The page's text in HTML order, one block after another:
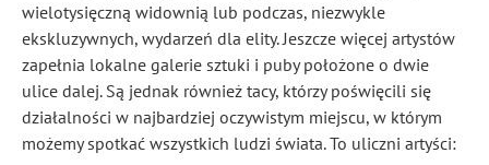
wielotysięczną widownią lub podczas, niezwykle
ekskluzywnych, wydarzeń dla elity. Jeszcze więcej artystów
zapełnia lokalne galerie sztuki i puby położone o dwie
ulice dalej. Są jednak również tacy, którzy poświęcili się
działalności w najbardziej oczywistym miejscu, w którym
możemy spotkać wszystkich ludzi świata. To uliczni artyści: